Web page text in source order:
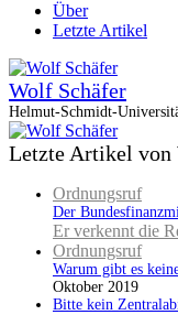
Über
Letzte Artikel
Wolf Schäfer
Helmut-Schmidt-
Letzte Artikel von
Ordnungsruf
Der
Er verkennt die
Ordnungsruf
Warum gibt es
Oktober 2019
Bitte kein